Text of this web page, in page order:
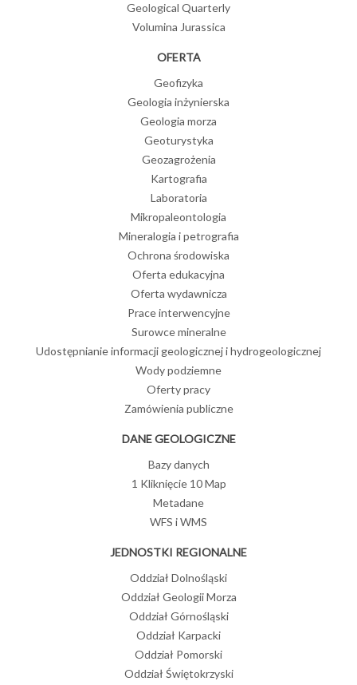
Geological Quarterly
Volumina Jurassica
OFERTA
Geofizyka
Geologia inżynierska
Geologia morza
Geoturystyka
Geozagrożenia
Kartografia
Laboratoria
Mikropaleontologia
Mineralogia i petrografia
Ochrona środowiska
Oferta edukacyjna
Oferta wydawnicza
Prace interwencyjne
Surowce mineralne
Udostępnianie informacji geologicznej i hydrogeologicznej
Wody podziemne
Oferty pracy
Zamówienia publiczne
DANE GEOLOGICZNE
Bazy danych
1 Kliknięcie 10 Map
Metadane
WFS i WMS
JEDNOSTKI REGIONALNE
Oddział Dolnośląski
Oddział Geologii Morza
Oddział Górnośląski
Oddział Karpacki
Oddział Pomorski
Oddział Świętokrzyski